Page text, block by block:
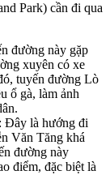
Park) cần đi qua
đường này gặp
xuyên có xe
tuyến đường Lò
ổ gà, làm ảnh
Đây là hướng đi
Văn Tăng khá
đường này
điểm, đặc biệt là